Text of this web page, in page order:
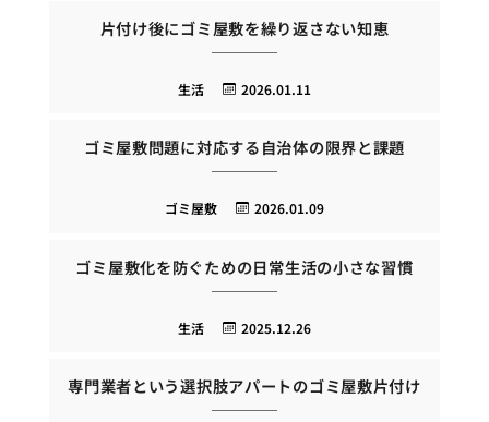
片付け後にゴミ屋敷を繰り返さない知恵
2026.01.11
生活
ゴミ屋敷問題に対応する自治体の限界と課題
2026.01.09
ゴミ屋敷
ゴミ屋敷化を防ぐための日常生活の小さな習慣
2025.12.26
生活
専門業者という選択肢アパートのゴミ屋敷片付け